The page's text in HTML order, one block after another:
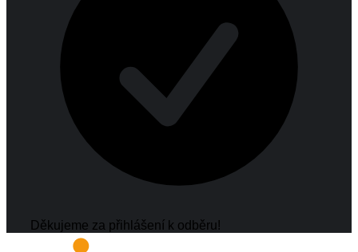
Děkujeme za přihlášení k odběru!